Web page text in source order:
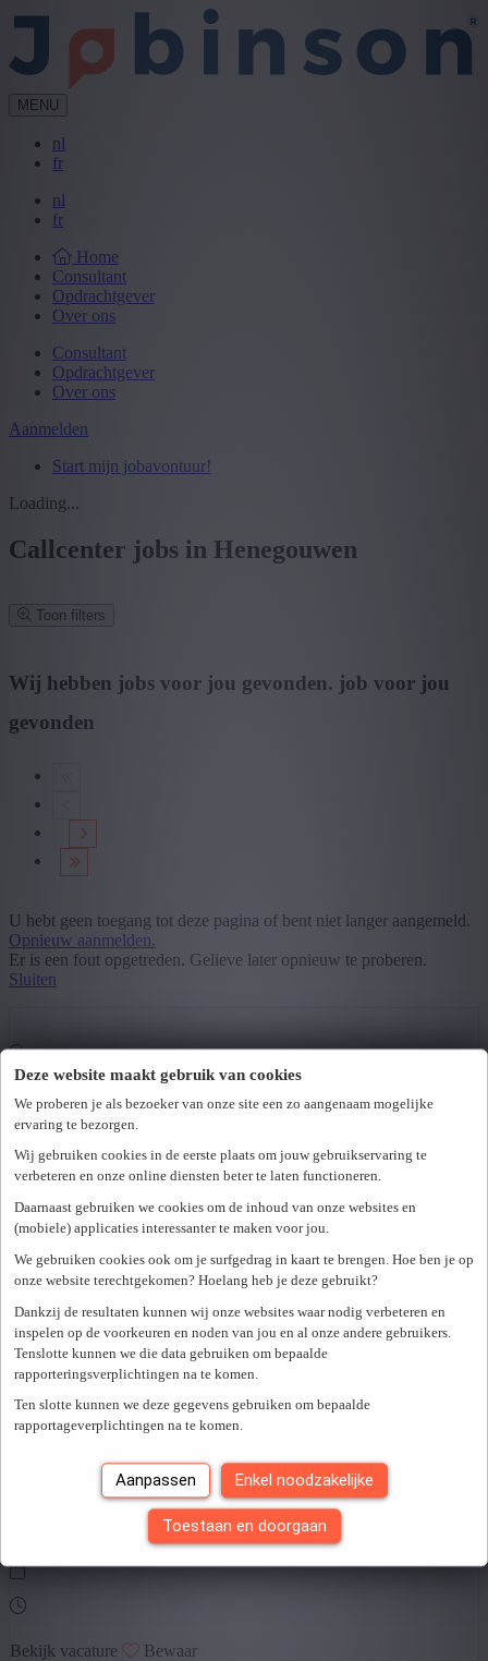
Deze website maakt gebruik van cookies
We proberen je als bezoeker van onze site een zo aangenaam mogelijke
ervaring te bezorgen.
Wij gebruiken cookies in de eerste plaats om jouw gebruikservaring te
verbeteren en onze online diensten beter te laten functioneren.
Daarnaast gebruiken we cookies om de inhoud van onze websites en
(mobiele) applicaties interessanter te maken voor jou.
We gebruiken cookies ook om je surfgedrag in kaart te brengen. Hoe ben je op
onze website terechtgekomen? Hoelang heb je deze gebruikt?
Dankzij de resultaten kunnen wij onze websites waar nodig verbeteren en
inspelen op de voorkeuren en noden van jou en al onze andere gebruikers.
Tenslotte kunnen we die data gebruiken om bepaalde
rapporteringsverplichtingen na te komen.
Ten slotte kunnen we deze gegevens gebruiken om bepaalde
rapportageverplichtingen na te komen.
Aanpassen Enkel noodzakelijke
Toestaan en doorgaan
MENU
nl
fr
nl
fr
Home
Consultant
Opdrachtgever
Over ons
Consultant
Opdrachtgever
Over ons
Aanmelden
Start mijn jobavontuur!
Loading...
Callcenter jobs in Henegouwen
Toon filters
Postcode of gemeente
Mijn gekozen filters
Provincie
+ Toon meer - Toon minder
Wij hebben jobs voor jou gevonden. job voor jou
gevonden
U hebt geen toegang tot deze pagina of bent niet langer aangemeld.
Opnieuw aanmelden.
Er is een fout opgetreden. Gelieve later opnieuw te proberen.
Sluiten
Bekijk vacature Bewaar
Bekijk vacature Bewaar
Bekijk vacature Bewaar